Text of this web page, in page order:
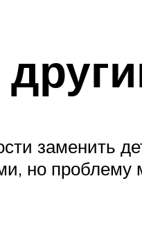
заменить
но